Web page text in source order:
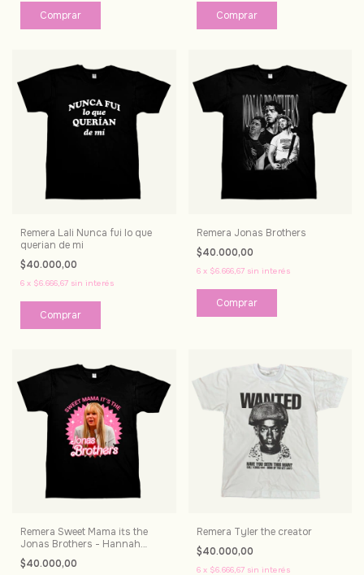
Comprar Comprar
Remera Lali Nunca fui lo que
querian de mi
$40.000,00
6 x $6.666,67 sin interés
Comprar
Remera Jonas Brothers
$40.000,00
6 x $6.666,67 sin interés
Comprar
Remera Sweet Mama its the
Jonas Brothers - Hannah
Montana
$40.000,00
Remera Tyler the creator
$40.000,00
6 x $6.666,67 sin interés